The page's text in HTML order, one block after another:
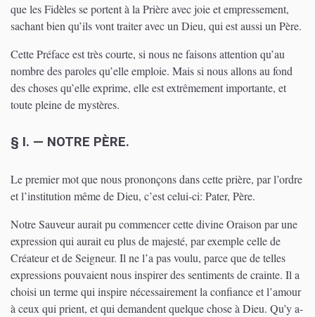
que les Fidèles se portent à la Prière avec joie et empressement,
sachant bien qu’ils vont traiter avec un Dieu, qui est aussi un Père.
Cette Préface est très courte, si nous ne faisons attention qu’au
nombre des paroles qu’elle emploie. Mais si nous allons au fond
des choses qu’elle exprime, elle est extrêmement importante, et
toute pleine de mystères.
§ I. — NOTRE PÈRE.
Le premier mot que nous prononçons dans cette prière, par l’ordre
et l’institution même de Dieu, c’est celui-ci: Pater, Père.
Notre Sauveur aurait pu commencer cette divine Oraison par une
expression qui aurait eu plus de majesté, par exemple celle de
Créateur et de Seigneur. Il ne l’a pas voulu, parce que de telles
expressions pouvaient nous inspirer des sentiments de crainte. Il a
choisi un terme qui inspire nécessairement la confiance et l’amour
à ceux qui prient, et qui demandent quelque chose à Dieu. Qu’y a-